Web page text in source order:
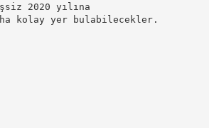
2020 yılına
kolay yer bulabilecekler.